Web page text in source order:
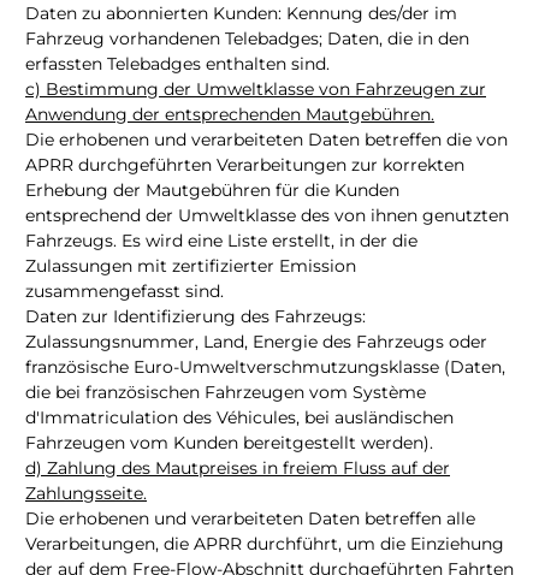
Daten zu abonnierten Kunden: Kennung des/der im
Fahrzeug vorhandenen Telebadges; Daten, die in den
erfassten Telebadges enthalten sind.
c) Bestimmung der Umweltklasse von Fahrzeugen zur
Anwendung der entsprechenden Mautgebühren.
Die erhobenen und verarbeiteten Daten betreffen die von
APRR durchgeführten Verarbeitungen zur korrekten
Erhebung der Mautgebühren für die Kunden
entsprechend der Umweltklasse des von ihnen genutzten
Fahrzeugs. Es wird eine Liste erstellt, in der die
Zulassungen mit zertifizierter Emission
zusammengefasst sind.
Daten zur Identifizierung des Fahrzeugs:
Zulassungsnummer, Land, Energie des Fahrzeugs oder
französische Euro-Umweltverschmutzungsklasse (Daten,
die bei französischen Fahrzeugen vom Système
d'Immatriculation des Véhicules, bei ausländischen
Fahrzeugen vom Kunden bereitgestellt werden).
d) Zahlung des Mautpreises in freiem Fluss auf der
Zahlungsseite.
Die erhobenen und verarbeiteten Daten betreffen alle
Verarbeitungen, die APRR durchführt, um die Einziehung
der auf dem Free-Flow-Abschnitt durchgeführten Fahrten